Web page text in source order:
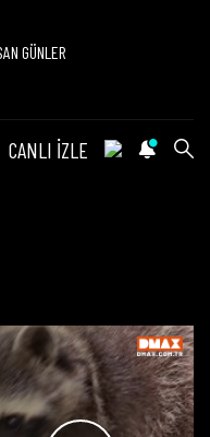
GÜNLER
CANLI İZLE